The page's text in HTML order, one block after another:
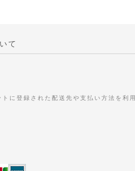
て
に登録された配送先や支払い方法を利用